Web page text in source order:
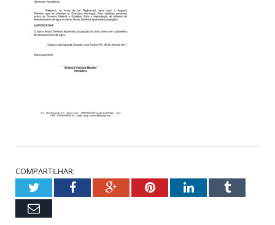
COMPARTILHAR:
TwitterFacebookGoogle+PinterestLinkedInTumblr
Email